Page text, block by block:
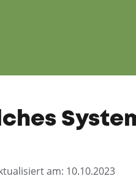
am: 10.10.2023